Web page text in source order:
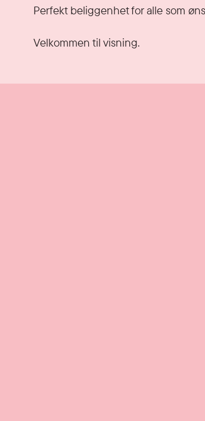
Perfekt beliggenhet for alle som
Velkommen til visning.